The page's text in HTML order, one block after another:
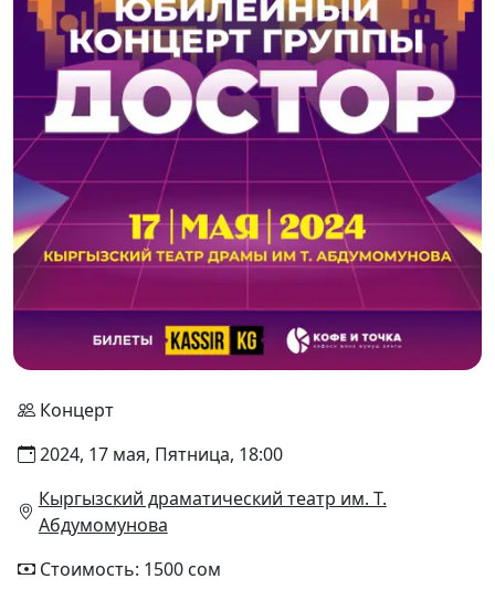
Концерт
2024, 17 мая, Пятница, 18:00
Кыргызский драматический театр им. Т.
Абдумомунова
Стоимость: 1500 сом